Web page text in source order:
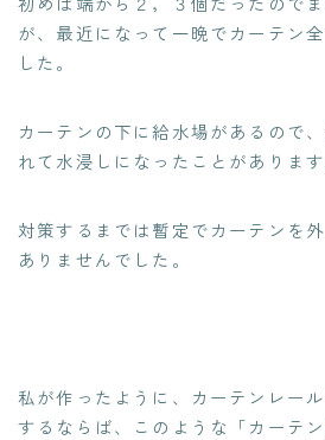
が、最近になって一晩でカーテン
した。
カーテンの下に給水場があるので
れて水浸しになったことがあります
対策するまでは暫定でカーテンを
ありませんでした。
私が作ったように、カーテンレー
するならば、このような「カーテ